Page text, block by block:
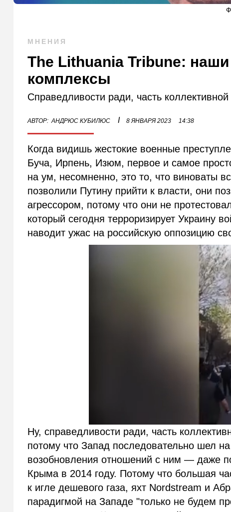
МНЕНИЯ
The Lithuania Tribune:
комплексы
Справедливости ради, часть
АВТОР: АНДРЮС КУБИЛЮС I 8 ЯНВАРЯ 2023 14:38
Когда видишь жестокие военные
Буча, Ирпень, Изюм, первое и самое
на ум, несомненно, это то, что виноваты
позволили Путину прийти к власти, они
агрессором, потому что они не
который сегодня терроризирует Украину
наводит ужас на российскую оппозицию
Ну, справедливости ради, часть
потому что Запад последовательно шел
возобновления отношений с ним — даже
Крыма в 2014 году. Потому что большая
к игле дешевого газа, яхт Nordstream и
парадигмой на Западе "только не будем